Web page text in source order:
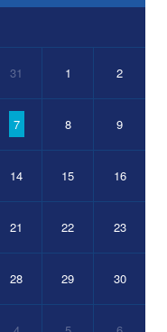
31 1 2
7 8 9
14 15 16
21 22 23
28 29 30